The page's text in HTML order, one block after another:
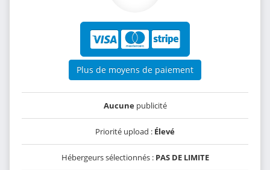
Plus de moyens de paiement
Aucunepublicité
Priorité upload : Élevé
Hébergeurs sélectionnés : PAS DE LIMITE